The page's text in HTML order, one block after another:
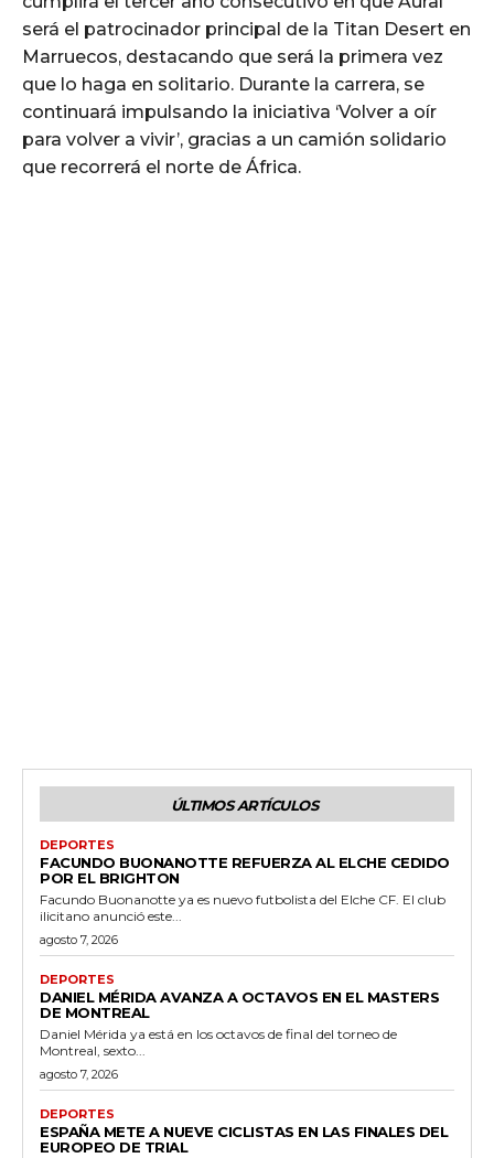
será el patrocinador principal de la Titan Desert en
Marruecos, destacando que será la primera vez
que lo haga en solitario. Durante la carrera, se
continuará impulsando la iniciativa ‘Volver a oír
para volver a vivir’, gracias a un camión solidario
que recorrerá el norte de África.
ÚLTIMOS ARTÍCULOS
DEPORTES
FACUNDO BUONANOTTE REFUERZA AL ELCHE CEDIDO
POR EL BRIGHTON
Facundo Buonanotte ya es nuevo futbolista del Elche CF. El club
ilicitano anunció este...
agosto 7, 2026
DEPORTES
DANIEL MÉRIDA AVANZA A OCTAVOS EN EL MASTERS
DE MONTREAL
Daniel Mérida ya está en los octavos de final del torneo de
Montreal, sexto...
agosto 7, 2026
DEPORTES
ESPAÑA METE A NUEVE CICLISTAS EN LAS FINALES DEL
EUROPEO DE TRIAL